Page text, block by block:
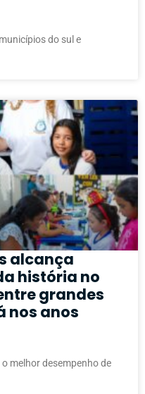
do sul e
alcança
história no
grandes
nos anos
melhor desempenho de